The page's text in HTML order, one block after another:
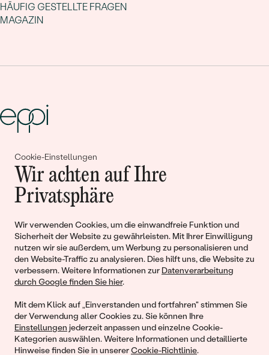
Cookie-Einstellungen
Wir achten auf Ihre
Privatsphäre
Wir verwenden Cookies, um die einwandfreie Funktion und
Sicherheit der Website zu gewährleisten. Mit Ihrer Einwilligung
nutzen wir sie außerdem, um Werbung zu personalisieren und
den Website-Traffic zu analysieren. Dies hilft uns, die Website zu
verbessern. Weitere Informationen zur Datenverarbeitung
durch Google finden Sie hier.
Mit dem Klick auf „Einverstanden und fortfahren" stimmen Sie
der Verwendung aller Cookies zu. Sie können Ihre
Einstellungen jederzeit anpassen und einzelne Cookie-
Kategorien auswählen. Weitere Informationen und detaillierte
Hinweise finden Sie in unsererCookie-Richtlinie.
HÄUFIG GESTELLTE FRAGEN
MAGAZIN
Gemeinsam erschaffen wir
Geschichten von Schönheit und
Liebe
Begleiten Sie uns!